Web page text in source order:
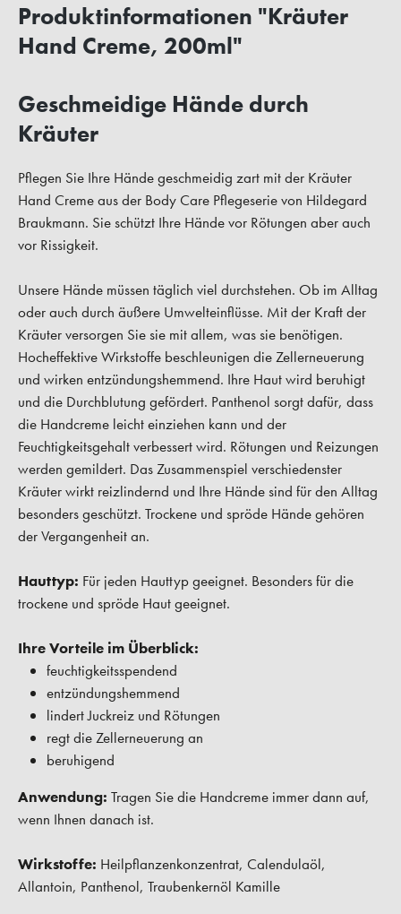
Produktinformationen "Kräuter
Hand Creme, 200ml"
Geschmeidige Hände durch
Kräuter
Pflegen Sie Ihre Hände geschmeidig zart mit der Kräuter
Hand Creme aus der Body Care Pflegeserie von Hildegard
Braukmann. Sie schützt Ihre Hände vor Rötungen aber auch
vor Rissigkeit.
Unsere Hände müssen täglich viel durchstehen. Ob im Alltag
oder auch durch äußere Umwelteinflüsse. Mit der Kraft der
Kräuter versorgen Sie sie mit allem, was sie benötigen.
Hocheffektive Wirkstoffe beschleunigen die Zellerneuerung
und wirken entzündungshemmend. Ihre Haut wird beruhigt
und die Durchblutung gefördert. Panthenol sorgt dafür, dass
die Handcreme leicht einziehen kann und der
Feuchtigkeitsgehalt verbessert wird. Rötungen und Reizungen
werden gemildert. Das Zusammenspiel verschiedenster
Kräuter wirkt reizlindernd und Ihre Hände sind für den Alltag
besonders geschützt. Trockene und spröde Hände gehören
der Vergangenheit an.
Hauttyp: Für jeden Hauttyp geeignet. Besonders für die
trockene und spröde Haut geeignet.
Ihre Vorteile im Überblick:
feuchtigkeitsspendend
entzündungshemmend
lindert Juckreiz und Rötungen
regt die Zellerneuerung an
beruhigend
Anwendung: Tragen Sie die Handcreme immer dann auf,
wenn Ihnen danach ist.
Wirkstoffe: Heilpflanzenkonzentrat, Calendulaöl,
Allantoin, Panthenol, Traubenkernöl Kamille